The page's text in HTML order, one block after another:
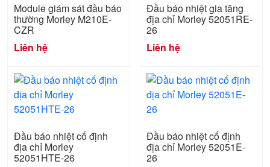
Module giám sát đầu báo
thường Morley M210E-
CZR
Liên hệ
Đầu báo nhiệt gia tăng
địa chỉ Morley 52051RE-
26
Liên hệ
Đầu báo nhiệt cố định
địa chỉ Morley
52051HTE-26
Đầu báo nhiệt cố định
địa chỉ Morley 52051E-
26